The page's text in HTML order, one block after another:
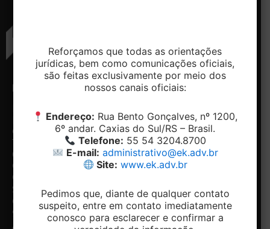
Bento
Gonçalves,
1200, 5º e
6º andar -
Centro.
Caxias do
Sul/RS
CEP:
95020-412
Acessar
CONTATO
+ 55 54-
3204.8700
Email:
contato@ek.adv.br
NAVEGAÇÃO
Conheça
o
Escritório
Nossos
diferenciais
Notícias
Contato
Fale com
o DPO
Facebook
Linkedin
Reforçamos que todas as orientações
jurídicas, bem como comunicações oficiais,
são feitas exclusivamente por meio dos
nossos canais oficiais:
Endereço: Rua Bento Gonçalves, nº 1200,
6º andar. Caxias do Sul/RS – Brasil.
Telefone: 55 54 3204.8700
E-mail: administrativo@ek.adv.br
Site: www.ek.adv.br
Pedimos que, diante de qualquer contato
suspeito, entre em contato imediatamente
conosco para esclarecer e confirmar a